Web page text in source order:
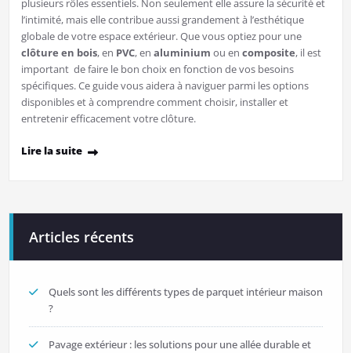
plusieurs rôles essentiels. Non seulement elle assure la sécurité et
l’intimité, mais elle contribue aussi grandement à l’esthétique
globale de votre espace extérieur. Que vous optiez pour une
clôture en bois, en PVC, en aluminium ou en composite, il est
important de faire le bon choix en fonction de vos besoins
spécifiques. Ce guide vous aidera à naviguer parmi les options
disponibles et à comprendre comment choisir, installer et
entretenir efficacement votre clôture.
Lire la suite
Articles récents
Quels sont les différents types de parquet intérieur maison
?
Pavage extérieur : les solutions pour une allée durable et